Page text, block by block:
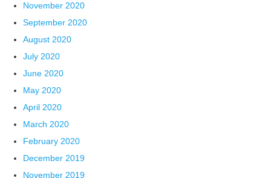
November 2020
September 2020
August 2020
July 2020
June 2020
May 2020
April 2020
March 2020
February 2020
December 2019
November 2019